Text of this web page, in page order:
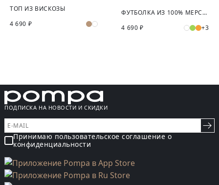
ТОП ИЗ ВИСКОЗЫ
4 690 ₽
ФУТБОЛКА ИЗ 100% МЕРСЕРИЗИРОВАННОГО ХЛОПКА
4 690 ₽
+3
ПОДПИСКА НА НОВОСТИ И СКИДКИ
Принимаю пользовательское соглашение о
конфиденциальности